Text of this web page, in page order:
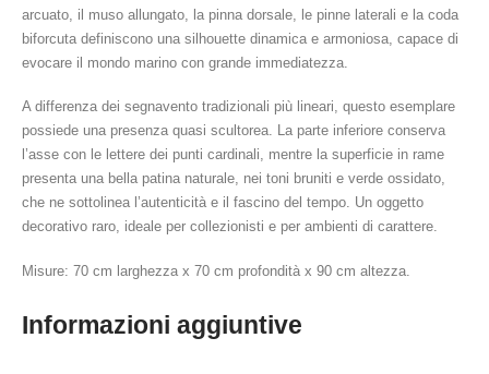
arcuato, il muso allungato, la pinna dorsale, le pinne laterali e la coda
biforcuta definiscono una silhouette dinamica e armoniosa, capace di
evocare il mondo marino con grande immediatezza.
A differenza dei segnavento tradizionali più lineari, questo esemplare
possiede una presenza quasi scultorea. La parte inferiore conserva
l’asse con le lettere dei punti cardinali, mentre la superficie in rame
presenta una bella patina naturale, nei toni bruniti e verde ossidato,
che ne sottolinea l’autenticità e il fascino del tempo. Un oggetto
decorativo raro, ideale per collezionisti e per ambienti di carattere.
Misure: 70 cm larghezza x 70 cm profondità x 90 cm altezza.
Informazioni aggiuntive